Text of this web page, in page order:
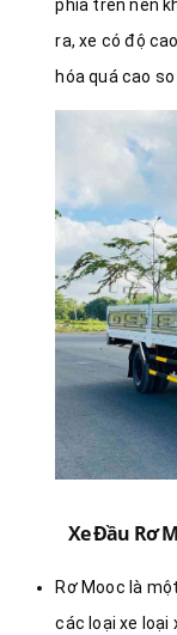
phía trên nên
ra, xe có độ
hóa quá cao
Xe Đầu Rơ
Rơ Mooc là
các loại xe loại